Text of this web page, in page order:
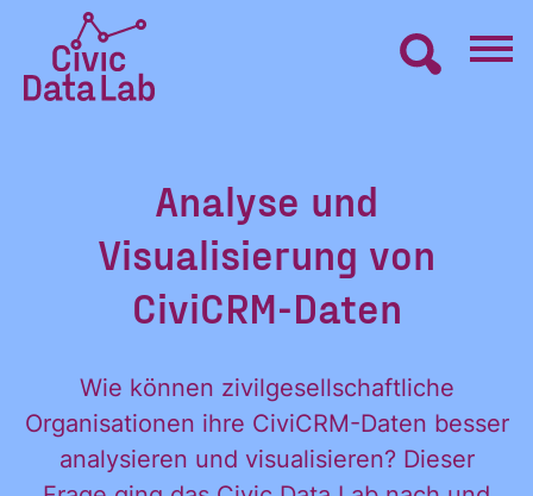
Inhalt
springen
LERNEN
MACHEN
BLOG
Analyse und
Visualisierung von
CiviCRM-Daten
Wie können zivilgesellschaftliche
Organisationen ihre CiviCRM-Daten besser
analysieren und visualisieren? Dieser